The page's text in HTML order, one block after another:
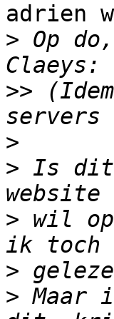
adrien
> Op
>>
>
> Is dit
> wil
>
> Maar